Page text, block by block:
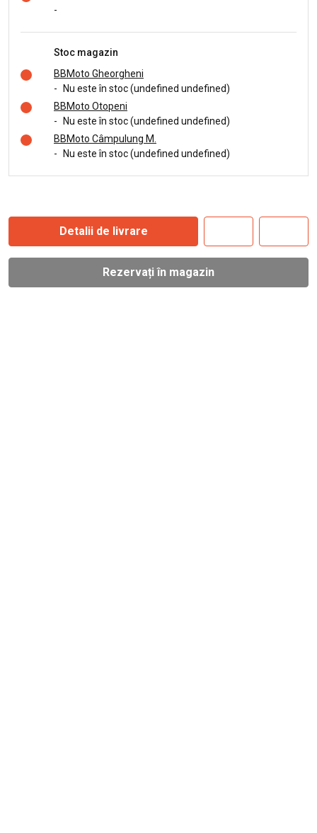
-
Stoc magazin
BBMoto Gheorgheni
-
Nu este în stoc (undefined undefined)
BBMoto Otopeni
-
Nu este în stoc (undefined undefined)
BBMoto Câmpulung M.
-
Nu este în stoc (undefined undefined)
Detalii de livrare
Rezervați în magazin